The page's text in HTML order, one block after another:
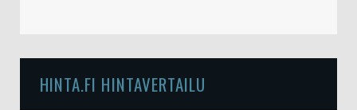
HINTA.FI HINTAVERTAILU